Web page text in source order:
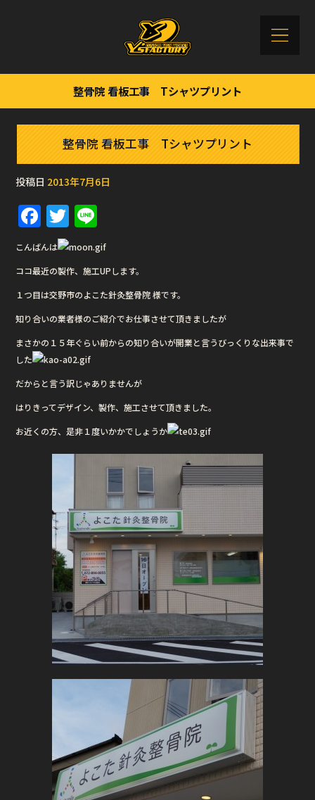
整骨院 看板工事 Tシャツプリント
整骨院 看板工事 Tシャツプリント
投稿日 2013年7月6日
F
a
c
e
b
o
o
k
T
w
it
te
r
n
e
こんばんは
ココ最近の製作、施工UPします。
１つ目は交野市のよこた針灸整骨院 様です。
知り合いの業者様のご紹介でお仕事させて頂きましたが
まさかの１５年ぐらい前からの知り合いが開業と言うびっくりな出来事で
した
だからと言う訳じゃありませんが
はりきってデザイン、製作、施工させて頂きました。
お近くの方、是非１度いかかでしょうか